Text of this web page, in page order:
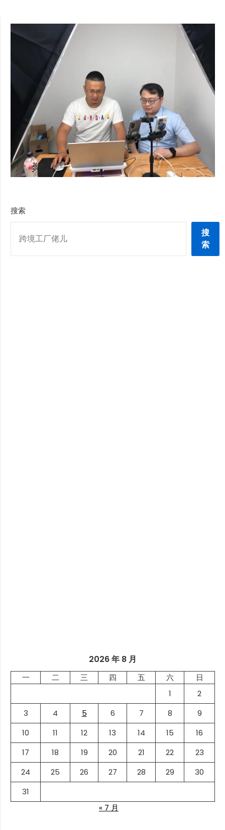
搜索
搜
索
2026 年 8 月
一 二 三 四 五 六
日
1
2
3
4 5 6 7 8
9
10
11 12 13 14 15
16
17
18 19 20 21 22
23
24
25 26 27 28 29
30
31
« 7 月